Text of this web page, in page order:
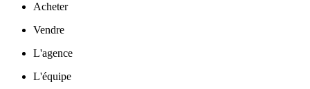
Acheter
Vendre
L'agence
L'équipe